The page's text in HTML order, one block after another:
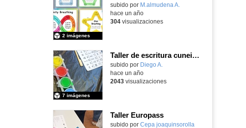
subido por M.almudena A.
2 imágenes
hace un año
304visualizaciones
Taller de escritura cuneiforme 2024-25
subido por Diego A.
7 imágenes
hace un año
2043visualizaciones
Taller Europass
subido por Cepa joaquinsorolla